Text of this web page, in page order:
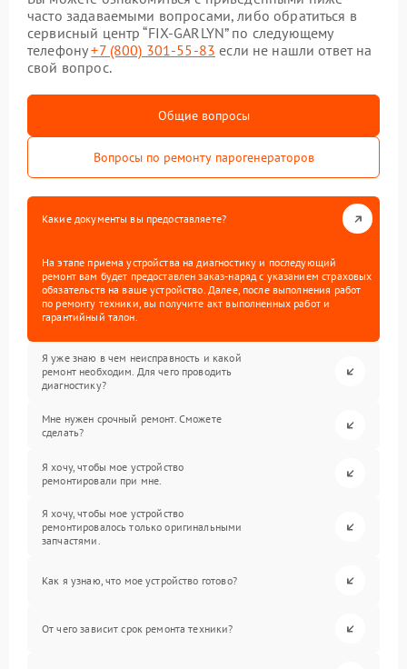
часто задаваемыми вопросами, либо обратиться в
сервисный центр “FIX-GARLYN” по следующему
телефону+7 (800) 301-55-83 если не нашли ответ на
свой вопрос.
Общие вопросы
Вопросы по ремонту парогенераторов
Какие документы вы предоставляете?
На этапе приема устройства на диагностику и последующий
ремонт вам будет предоставлен заказ-наряд с указанием страховых
обязательств на ваше устройство. Далее, после выполнения работ
по ремонту техники, вы получите акт выполненных работ и
гарантийный талон.
Я уже знаю в чем неисправность и какой
ремонт необходим. Для чего проводить
диагностику?
Мне нужен срочный ремонт. Сможете
сделать?
Я хочу, чтобы мое устройство
ремонтировали при мне.
Я хочу, чтобы мое устройство
ремонтировалось только оригинальными
запчастями.
Как я узнаю, что мое устройство готово?
От чего зависит срок ремонта техники?